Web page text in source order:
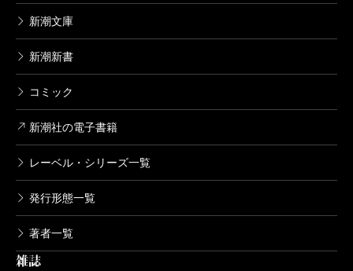
新潮文庫
新潮新書
コミック
新潮社の電子書籍
レーベル・シリーズ一覧
発行形態一覧
著者一覧
雑誌